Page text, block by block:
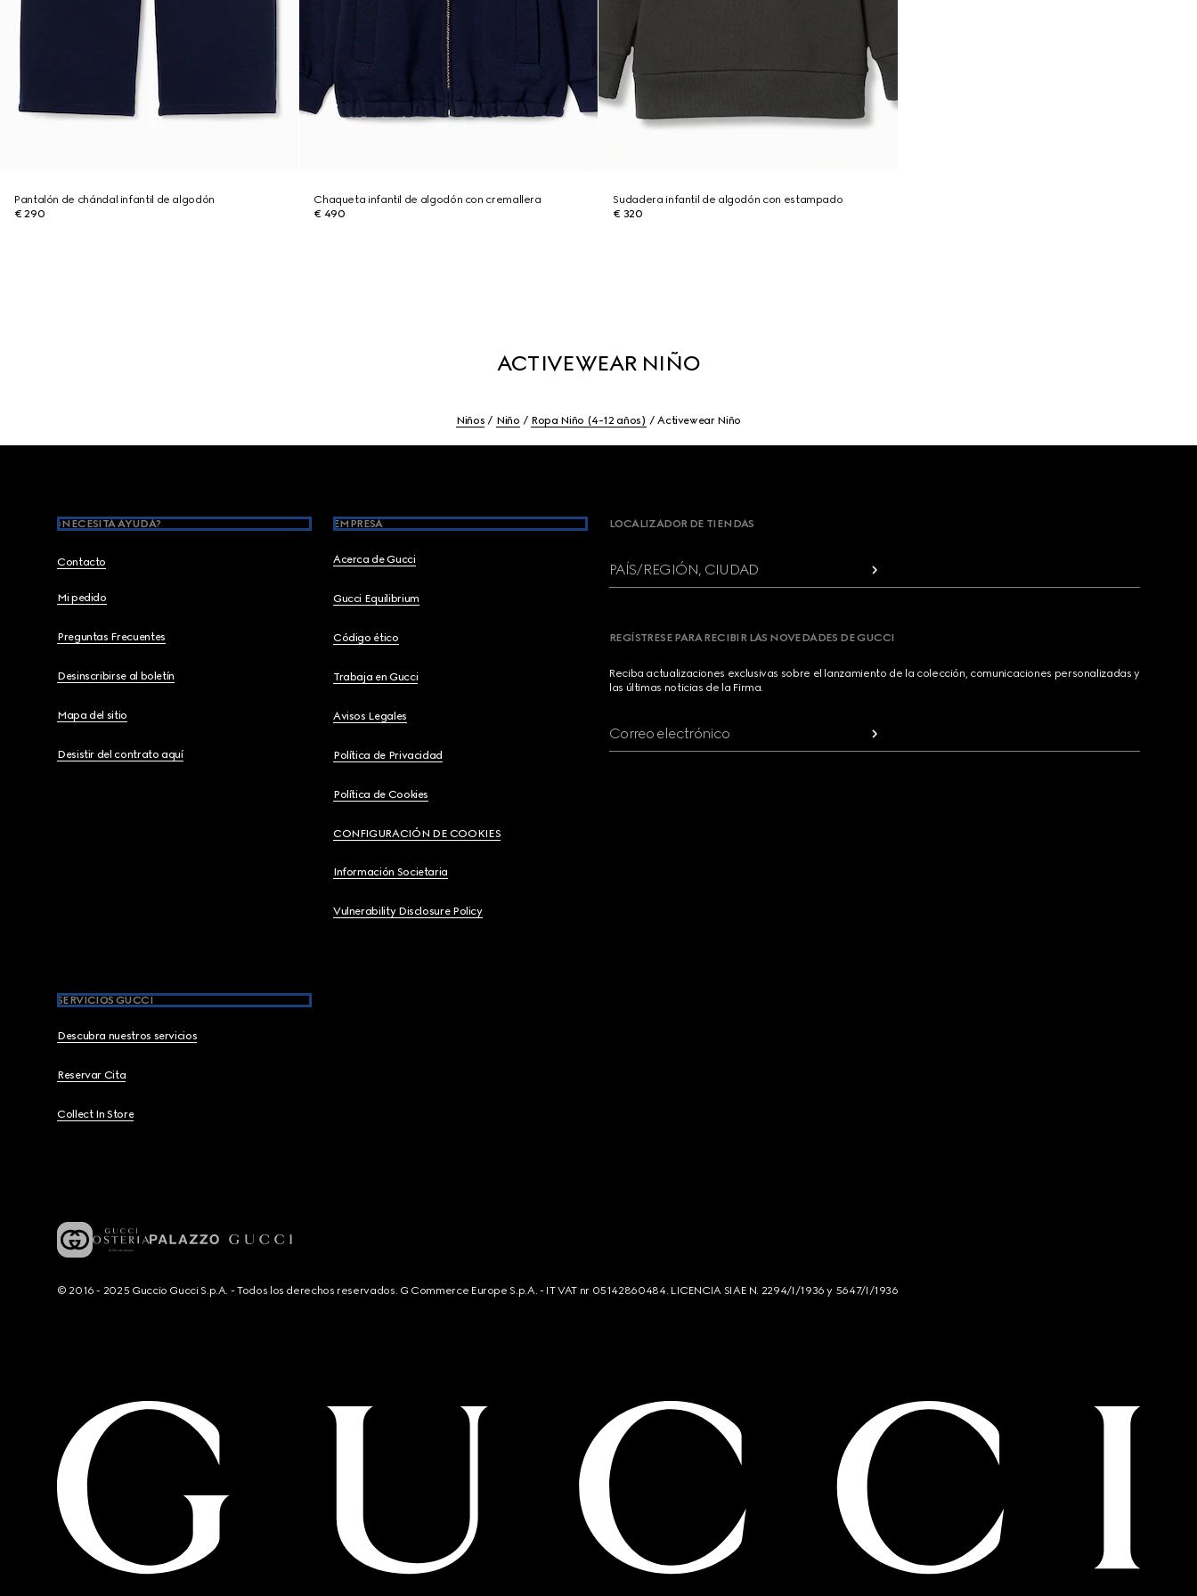
Pantalón de chándal infantil de algodón
€ 290
Chaqueta infantil de algodón con cremallera
€ 490
Sudadera infantil de algodón con estampado
€ 320
ACTIVEWEAR NIÑO
Niños Niño Ropa Niño (4-12 años) Activewear Niño
¿NECESITA AYUDA?
Contacto
Mi pedido
Preguntas Frecuentes
Desinscribirse al boletín
Mapa del sitio
Desistir del contrato aquí
EMPRESA
Acerca de Gucci
Gucci Equilibrium
Código ético
Trabaja en Gucci
Avisos Legales
Política de Privacidad
Política de Cookies
CONFIGURACIÓN DE COOKIES
Información Societaria
Vulnerability Disclosure Policy
SERVICIOS GUCCI
Descubra nuestros servicios
Reservar Cita
Collect In Store
LOCALIZADOR DE TIENDAS
PAÍS/REGIÓN, CIUDAD
REGÍSTRESE PARA RECIBIR LAS NOVEDADES DE GUCCI
Reciba actualizaciones exclusivas sobre el lanzamiento de la colección, comunicaciones personalizadas y
las últimas noticias de la Firma.
Correo electrónico
© 2016 - 2025 Guccio Gucci S.p.A. - Todos los derechos reservados. G Commerce Europe S.p.A. - IT VAT nr 05142860484. LICENCIA SIAE N. 2294/I/1936 y 5647/I/1936